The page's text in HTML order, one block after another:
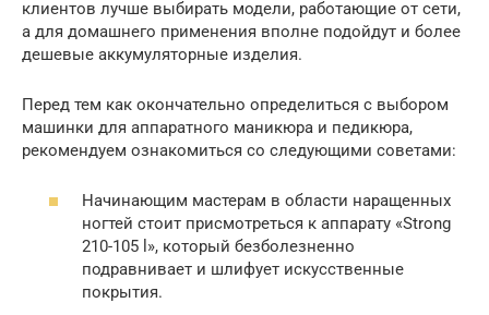
клиентов лучше выбирать модели, работающие от сети,
а для домашнего применения вполне подойдут и более
дешевые аккумуляторные изделия.
Перед тем как окончательно определиться с выбором
машинки для аппаратного маникюра и педикюра,
рекомендуем ознакомиться со следующими советами:
Начинающим мастерам в области наращенных
ногтей стоит присмотреться к аппарату «Strong
210-105 l», который безболезненно
подравнивает и шлифует искусственные
покрытия.